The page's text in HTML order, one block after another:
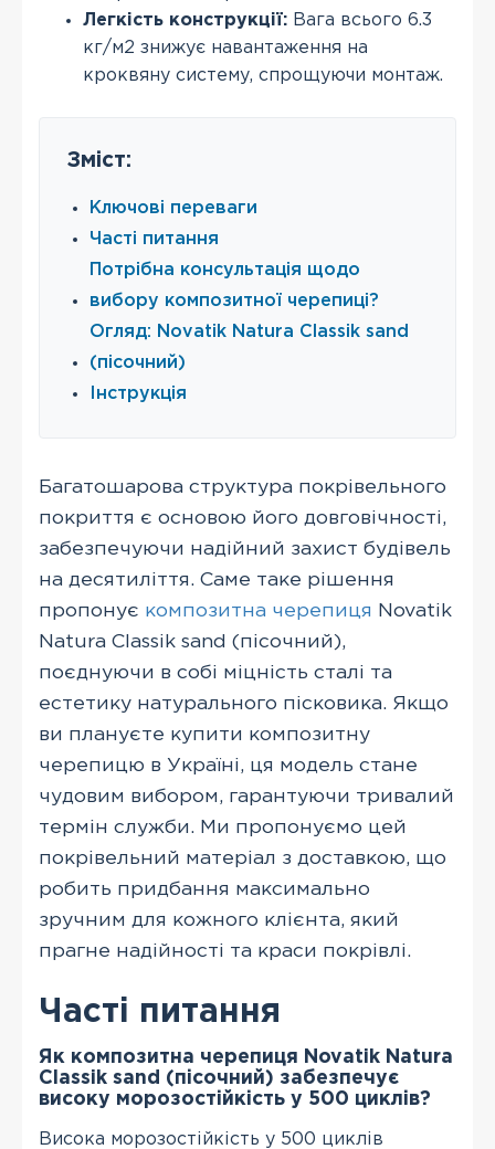
Легкість конструкції: Вага всього 6.3
кг/м2 знижує навантаження на
кроквяну систему, спрощуючи монтаж.
Зміст:
Ключові переваги
Часті питання
Потрібна консультація щодо
вибору композитної черепиці?
Огляд: Novatik Natura Classik sand
(пісочний)
Інструкція
Багатошарова структура покрівельного
покриття є основою його довговічності,
забезпечуючи надійний захист будівель
на десятиліття. Саме таке рішення
пропонує композитна черепиця
Novatik
Natura Classik sand (пісочний),
поєднуючи в собі міцність сталі та
естетику натурального пісковика. Якщо
ви плануєте купити композитну
черепицю в Україні, ця модель стане
чудовим вибором, гарантуючи тривалий
термін служби. Ми пропонуємо цей
покрівельний матеріал з доставкою, що
робить придбання максимально
зручним для кожного клієнта, який
прагне надійності та краси покрівлі.
Часті питання
Як композитна черепиця Novatik Natura
Classik sand (пісочний) забезпечує
високу морозостійкість у 500 циклів?
Висока морозостійкість у 500 циклів